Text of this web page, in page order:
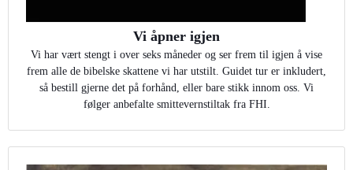
Vi åpner igjen
Vi har vært stengt i over seks måneder og ser frem til igjen å vise
frem alle de bibelske skattene vi har utstilt. Guidet tur er inkludert,
så bestill gjerne det på forhånd, eller bare stikk innom oss. Vi
følger anbefalte smittevernstiltak fra FHI.